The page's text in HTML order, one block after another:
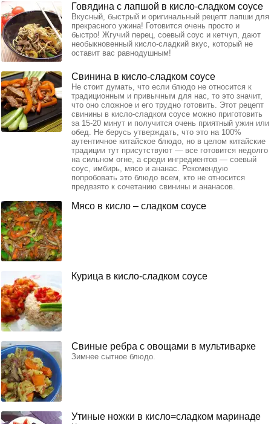
Говядина с лапшой в кисло-сладком соусе
Вкусный, быстрый и оригинальный рецепт лапши для
прекрасного ужина! Готовится очень просто и
быстро! Жгучий перец, соевый соус и кетчуп, дают
необыкновенный кисло-сладкий вкус, который не
оставит вас равнодушным!
Свинина в кисло-сладком соусе
Не стоит думать, что если блюдо не относится к
традиционным и привычным для нас, то это значит,
что оно сложное и его трудно готовить. Этот рецепт
свинины в кисло-сладком соусе можно приготовить
за 15-20 минут и получится очень приятный ужин или
обед. Не берусь утверждать, что это на 100%
аутентичное китайское блюдо, но в целом китайские
традиции тут присутствуют — все готовится недолго
на сильном огне, а среди ингредиентов — соевый
соус, имбирь, мясо и ананас. Рекомендую
попробовать это блюдо всем, кто не относится
предвзято к сочетанию свинины и ананасов.
Мясо в кисло – сладком соусе
Курица в кисло-сладком соусе
Свиные ребра с овощами в мультиварке
Зимнее сытное блюдо.
Утиные ножки в кисло=сладком маринаде